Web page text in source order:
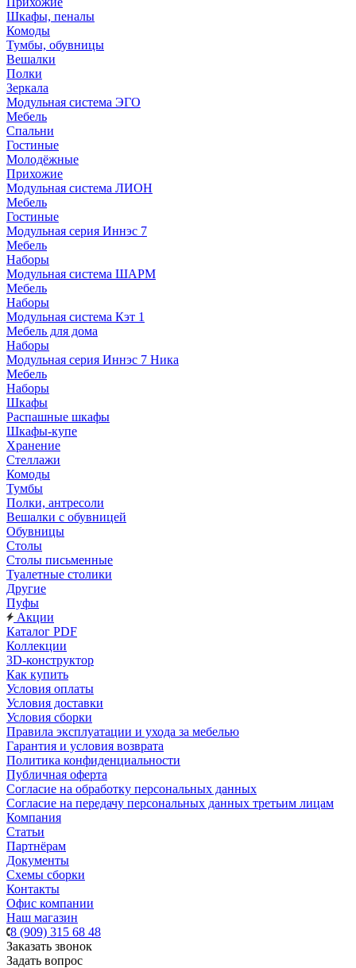
Шкафы, пеналы
Комоды
Тумбы, обувницы
Вешалки
Полки
Зеркала
Модульная система ЭГО
Мебель
Спальни
Гостиные
Молодёжные
Прихожие
Модульная система ЛИОН
Мебель
Гостиные
Модульная серия Иннэс 7
Мебель
Наборы
Модульная система ШАРМ
Мебель
Наборы
Модульная система Кэт 1
Мебель для дома
Наборы
Модульная серия Иннэс 7 Ника
Мебель
Наборы
Шкафы
Распашные шкафы
Шкафы-купе
Хранение
Стеллажи
Комоды
Тумбы
Полки, антресоли
Вешалки с обувницей
Обувницы
Столы
Столы письменные
Туалетные столики
Другие
Пуфы
Акции
Каталог PDF
Коллекции
3D-конструктор
Как купить
Условия оплаты
Условия доставки
Условия сборки
Правила эксплуатации и ухода за мебелью
Гарантия и условия возврата
Политика конфиденциальности
Публичная оферта
Согласие на обработку персональных данных
Согласие на передачу персональных данных третьим лицам
Компания
Статьи
Партнёрам
Документы
Схемы сборки
Контакты
Офис компании
Наш магазин
8 (909) 315 68 48
Заказать звонок
Задать вопрос